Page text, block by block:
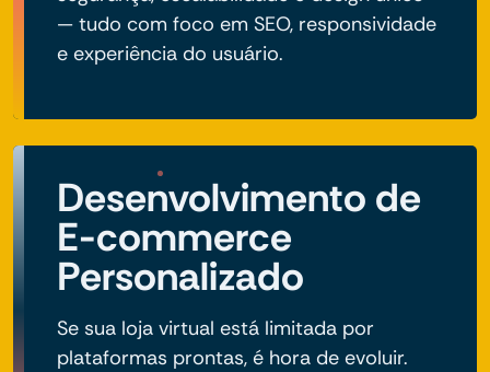
— tudo com foco em SEO, responsividade
e experiência do usuário.
Desenvolvimento de
E-commerce
Personalizado
Se sua loja virtual está limitada por
plataformas prontas, é hora de evoluir.